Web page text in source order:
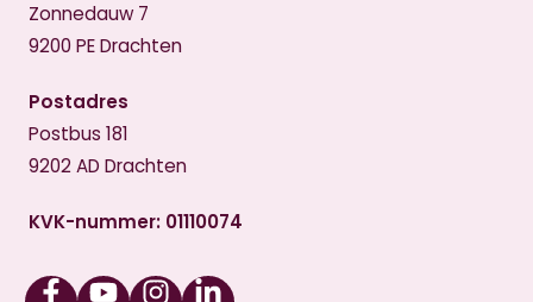
Zonnedauw 7
9200 PE Drachten
Postadres
Postbus 181
9202 AD Drachten
KVK-nummer: 01110074